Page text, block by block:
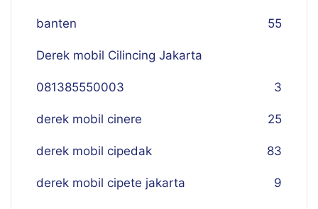
banten 55
Derek mobil Cilincing Jakarta
081385550003 3
derek mobil cinere 25
derek mobil cipedak 83
derek mobil cipete jakarta 9